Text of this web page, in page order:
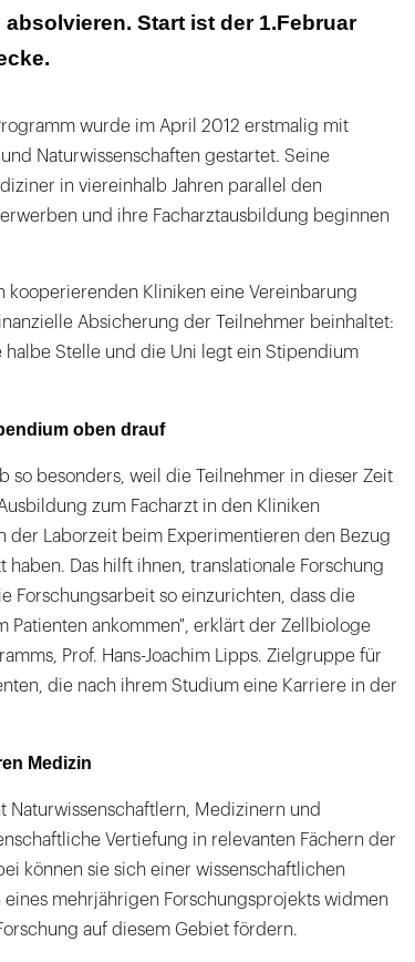
Start ist der 1.Februar
wurde im April 2012 erstmalig mit
Naturwissenschaften gestartet. Seine
in viereinhalb Jahren parallel den
und ihre Facharztausbildung beginnen
kooperierenden Kliniken eine Vereinbarung
Absicherung der Teilnehmer beinhaltet:
halbe Stelle und die Uni legt ein Stipendium
oben drauf
so besonders, weil die Teilnehmer in dieser Zeit
zum Facharzt in den Kliniken
der Laborzeit beim Experimentieren den Bezug
haben. Das hilft ihnen, translationale Forschung
Forschungsarbeit so einzurichten, dass die
Patienten ankommen", erklärt der Zellbiologe
Prof. Hans-Joachim Lipps. Zielgruppe für
die nach ihrem Studium eine Karriere in der
Medizin
Naturwissenschaftlern, Medizinern und
Vertiefung in relevanten Fächern der
können sie sich einer wissenschaftlichen
eines mehrjährigen Forschungsprojekts widmen
auf diesem Gebiet fördern.